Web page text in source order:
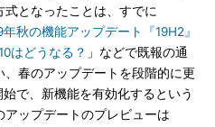
となったことは、すでに
年秋の機能アップデート『19H2』
はどうなる？ 」などで既報の通
、春のアップデートを段階的に更
で、新機能を有効化するという
ップデートのプレビューは